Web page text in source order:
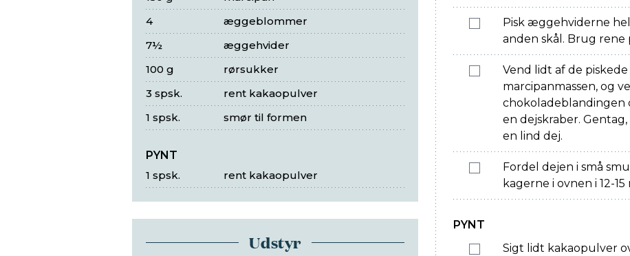
æggeblommer
4
æggehvider
7½
rørsukker
100 g
rent kakaopulver
3 spsk.
smør til formen
1 spsk.
PYNT
rent kakaopulver
1 spsk.
Udstyr
Pisk æggehviderne
anden skål. Brug rene
Vend lidt af de
marcipanmassen, og
chokoladeblandingen
en dejskraber.
en lind dej.
Fordel dejen i små
kagerne i ovnen i 12-
PYNT
Sigt lidt kakaopulver